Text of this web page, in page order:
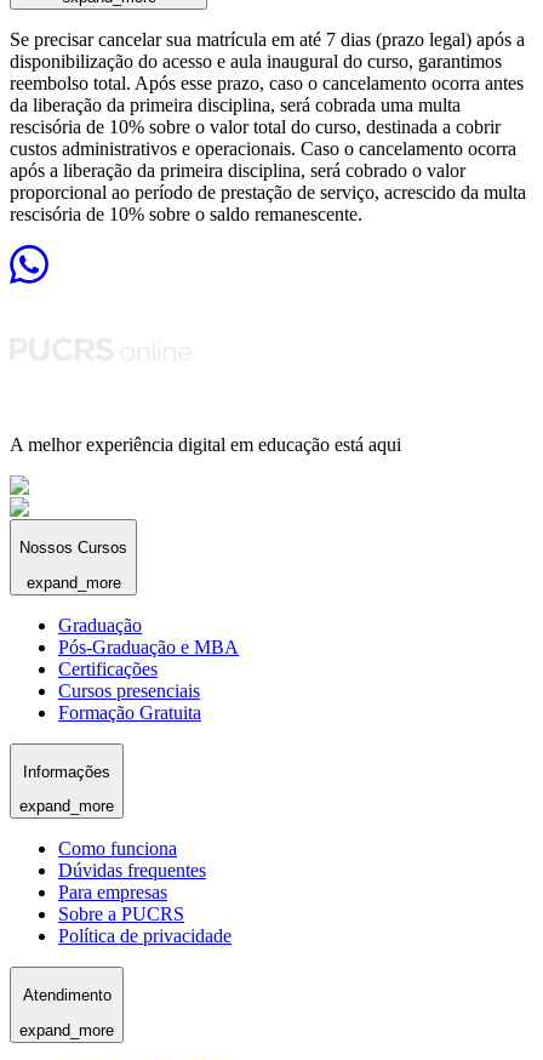
Se precisar cancelar sua matrícula em até 7 dias (prazo legal) após a
disponibilização do acesso e aula inaugural do curso, garantimos
reembolso total. Após esse prazo, caso o cancelamento ocorra antes
da liberação da primeira disciplina, será cobrada uma multa
rescisória de 10% sobre o valor total do curso, destinada a cobrir
custos administrativos e operacionais. Caso o cancelamento ocorra
após a liberação da primeira disciplina, será cobrado o valor
proporcional ao período de prestação de serviço, acrescido da multa
rescisória de 10% sobre o saldo remanescente.
A melhor experiência digital em educação está aqui
Nossos Cursos
expand_more
Graduação
Pós-Graduação e MBA
Certificações
Cursos presenciais
Formação Gratuita
Informações
expand_more
Como funciona
Dúvidas frequentes
Para empresas
Sobre a PUCRS
Política de privacidade
Atendimento
expand_more